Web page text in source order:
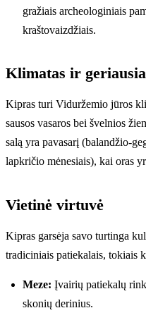
gražiais archeologiniais
kraštovaizdžiais.
Klimatas ir
Kipras turi Viduržemio jūros
sausos vasaros bei švelnios
salą yra pavasarį (balandžio-
lapkričio mėnesiais), kai oras
Vietinė virtuvė
Kipras garsėja savo turtinga
tradiciniais patiekalais, tokiais
Meze: Įvairių patiekalų
skonių derinius.